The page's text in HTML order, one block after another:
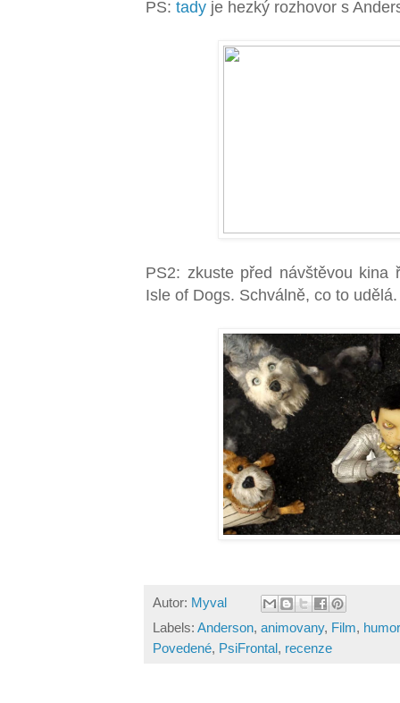
PS: tady je hezký rozhovor s
PS2: zkuste před návštěvou
Isle of Dogs. Schválně, co to udělá.
Autor: Myval
Labels: Anderson, animovany, Film, humor
Povedené, PsiFrontal, recenze